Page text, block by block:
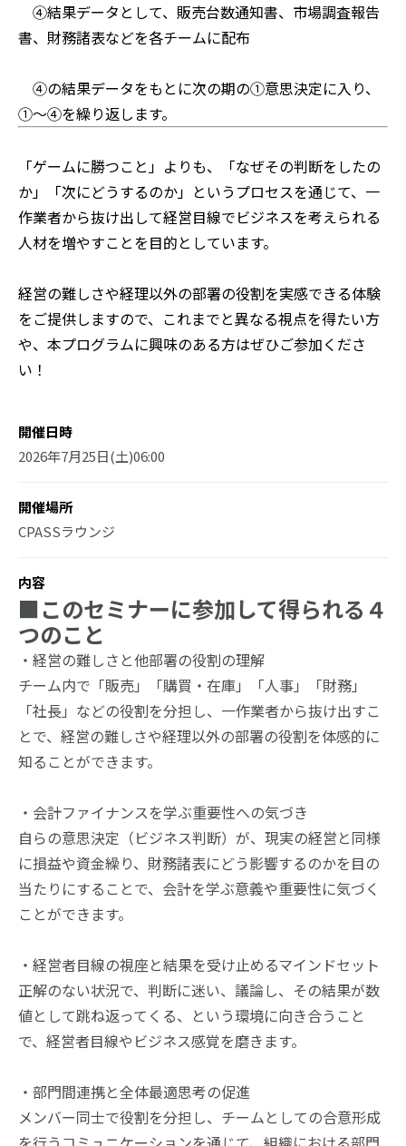
④結果データとして、販売台数通知書、市場調査報告
書、財務諸表などを各チームに配布
④の結果データをもとに次の期の①意思決定に入り、
①～④を繰り返します。
「ゲームに勝つこと」よりも、「なぜその判断をしたの
か」「次にどうするのか」というプロセスを通じて、一
作業者から抜け出して経営目線でビジネスを考えられる
人材を増やすことを目的としています。
経営の難しさや経理以外の部署の役割を実感できる体験
をご提供しますので、これまでと異なる視点を得たい方
や、本プログラムに興味のある方はぜひご参加くださ
い！
開催日時
2026年7月25日(土)06:00
開催場所
CPASSラウンジ
内容
■このセミナーに参加して得られる４
つのこと
・経営の難しさと他部署の役割の理解
チーム内で「販売」「購買・在庫」「人事」「財務」
「社長」などの役割を分担し、一作業者から抜け出すこ
とで、経営の難しさや経理以外の部署の役割を体感的に
知ることができます。
・会計ファイナンスを学ぶ重要性への気づき
自らの意思決定（ビジネス判断）が、現実の経営と同様
に損益や資金繰り、財務諸表にどう影響するのかを目の
当たりにすることで、会計を学ぶ意義や重要性に気づく
ことができます。
・経営者目線の視座と結果を受け止めるマインドセット
正解のない状況で、判断に迷い、議論し、その結果が数
値として跳ね返ってくる、という環境に向き合うこと
で、経営者目線やビジネス感覚を磨きます。
・部門間連携と全体最適思考の促進
メンバー同士で役割を分担し、チームとしての合意形成